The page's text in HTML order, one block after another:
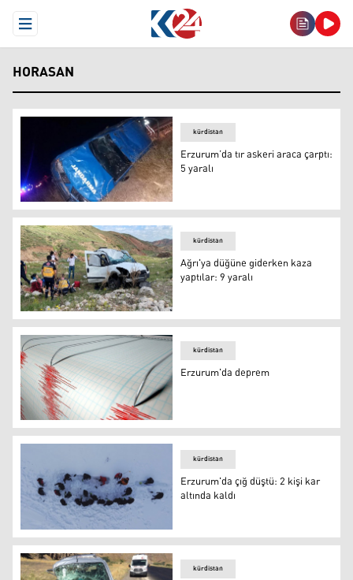
Open Menu
HORASAN
Erzurum’da tır askeri araca çarptı: 5 yaralı
kürdistan
Erzurum’da tır askeri araca çarptı:
5 yaralı
Ağrı'ya düğüne giderken kaza yaptılar: 9 yaralı
kürdistan
Ağrı'ya düğüne giderken kaza
yaptılar: 9 yaralı
deprem
kürdistan
Erzurum'da deprem
Erzurum'da çığ düştü: 2 kişi kar altında kaldı
kürdistan
Erzurum'da çığ düştü: 2 kişi kar
altında kaldı
kürdistan